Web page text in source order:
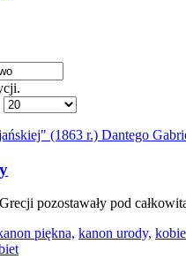
pozostawały pod
piękna, kanon urody,